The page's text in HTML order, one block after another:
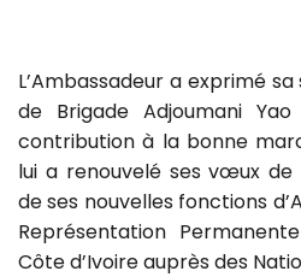
L’Ambassadeur a exprimé
de Brigade Adjoumani
contribution à la bonne
lui a renouvelé ses vœux de
de ses nouvelles fonctions
Représentation
Côte d’Ivoire auprès des